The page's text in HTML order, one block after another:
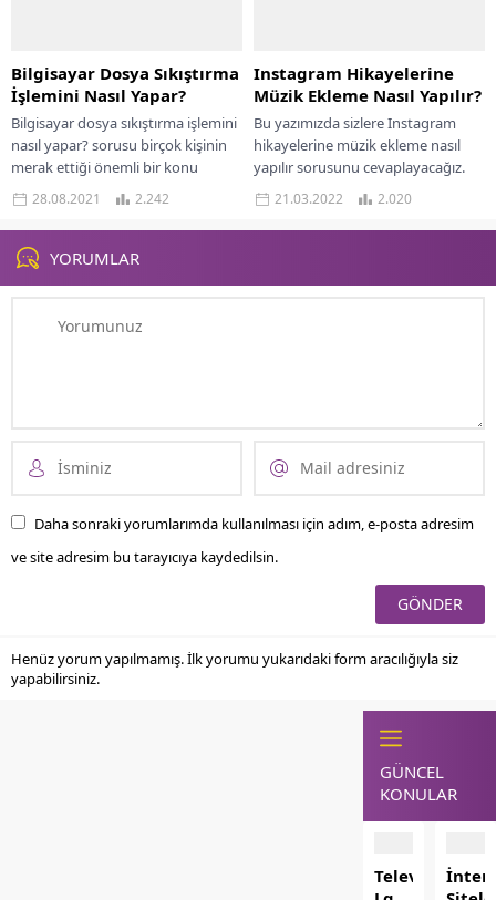
Bilgisayar Dosya Sıkıştırma
İşlemini Nasıl Yapar?
Bilgisayar dosya sıkıştırma işlemini
nasıl yapar? sorusu birçok kişinin
merak ettiği önemli bir konu
olmaktadır. Dosyalar içerisinde
bulunan büyük veriler...
28.08.2021 2.242
Instagram Hikayelerine
Müzik Ekleme Nasıl Yapılır?
Bu yazımızda sizlere Instagram
hikayelerine müzik ekleme nasıl
yapılır sorusunu cevaplayacağız.
Instagram piyasaya sürüldüğü
günden bu yana çok fazla ilgi...
21.03.2022 2.020
YORUMLAR
Daha sonraki yorumlarımda kullanılması için adım, e-posta adresim
ve site adresim bu tarayıcıya kaydedilsin.
Henüz yorum yapılmamış. İlk yorumu yukarıdaki form aracılığıyla siz
yapabilirsiniz.
GÜNCEL
KONULAR
Televizyonda